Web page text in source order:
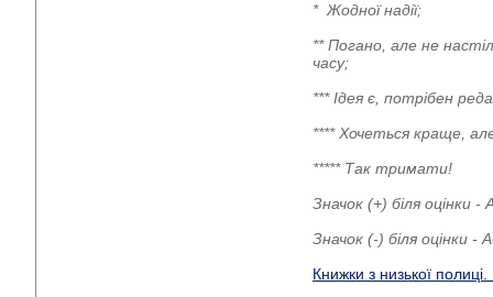
* Жодної надії;
** Погано, але не
часу;
*** Ідея є, потрібен
**** Хочеться краще,
***** Так тримати!
Значок (+) біля оцінки
Значок (-) біля оцінки
Книжки з низької